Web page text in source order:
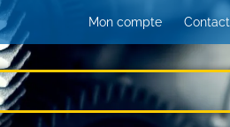
Mon compte Contact